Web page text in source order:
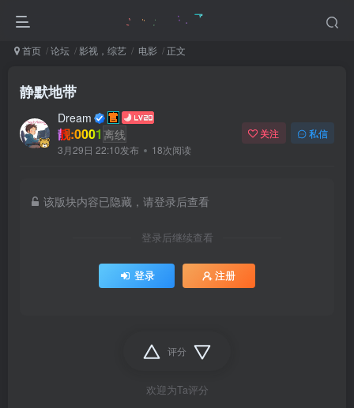
首页 论坛 影视，综艺 电影 正文
静默地带
Dream
靓:0001 离线
3月29日 22:10发布 18次阅读
关注 私信
该版块内容已隐藏，请登录后查看
登录后继续查看
登录 注册
评分
欢迎为Ta评分